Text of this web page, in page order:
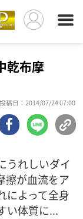
乾布摩
投稿日：2014/07/24 07:00
うれしいダイ
擦が血流をア
によって全身
い体質に...